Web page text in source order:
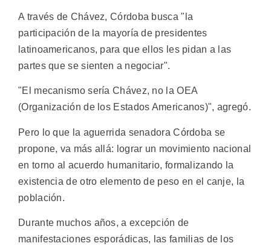
A través de Chávez, Córdoba busca "la
participación de la mayoría de presidentes
latinoamericanos, para que ellos les pidan a las
partes que se sienten a negociar".
"El mecanismo sería Chávez, no la OEA
(Organización de los Estados Americanos)", agregó.
Pero lo que la aguerrida senadora Córdoba se
propone, va más allá: lograr un movimiento nacional
en torno al acuerdo humanitario, formalizando la
existencia de otro elemento de peso en el canje, la
población.
Durante muchos años, a excepción de
manifestaciones esporádicas, las familias de los